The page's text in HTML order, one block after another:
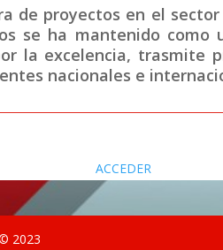
de proyectos en el
se ha mantenido como
la excelencia, trasmite
nacionales e
ACCEDER
2023